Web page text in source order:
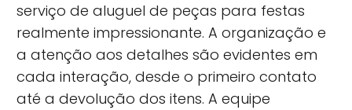
serviço de aluguel de peças para festas
realmente impressionante. A organização e
a atenção aos detalhes são evidentes em
cada interação, desde o primeiro contato
até a devolução dos itens. A equipe